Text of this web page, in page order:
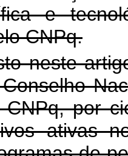
e
CNPq.
neste
por
ativas